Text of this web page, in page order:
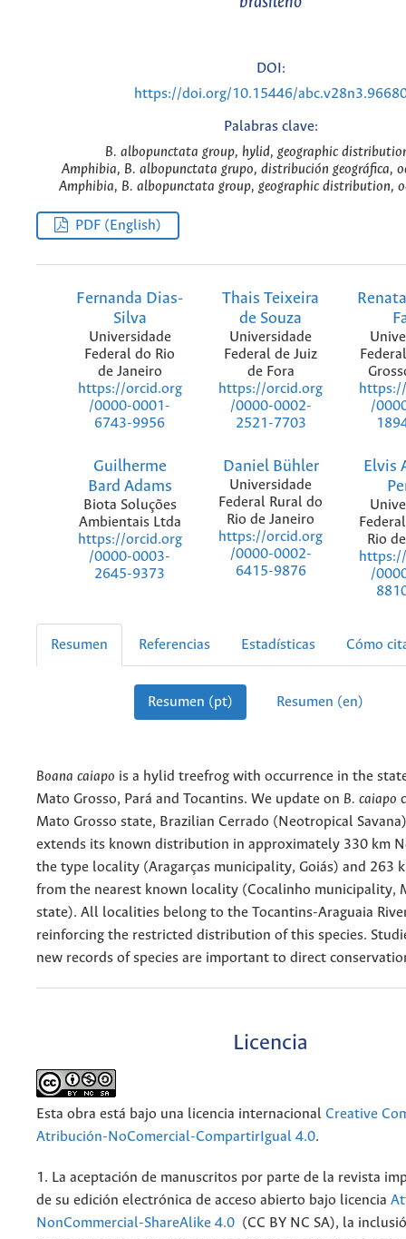
DOI:
https://doi.org/10.15446/
Palabras clave:
B. albopunctata group, hylid, geographic
Amphibia, B. albopunctata grupo, distribución geográfica,
Amphibia, B. albopunctata group, geographic distribution,
PDF (English)
Fernanda Dias-
Silva
Universidade
Federal do Rio
de Janeiro
https://orcid.org
/0000-0001-
6743-9956
Thais Teixeira
de Souza
Universidade
Federal de Juiz
de Fora
https://orcid.org
/0000-0002-
2521-7703
/
Guilherme
Bard Adams
Biota Soluções
Ambientais Ltda
https://orcid.org
/0000-0003-
2645-9373
Daniel Bühler
Universidade
Federal Rural do
Rio de Janeiro
https://orcid.org
/0000-0002-
6415-9876
Elvis
Rio
/
Resumen Referencias Estadísticas Cómo
Resumen (pt) Resumen (en)
Boana caiapo is a hylid treefrog with occurrence in the
Mato Grosso, Pará and Tocantins. We update on B. caiapo
Mato Grosso state, Brazilian Cerrado (Neotropical
extends its known distribution in approximately 330 km
the type locality (Aragarças municipality, Goiás) and 263
from the nearest known locality (Cocalinho municipality,
state). All localities belong to the Tocantins-Araguaia
reinforcing the restricted distribution of this species.
new records of species are important to direct
Licencia
Esta obra está bajo una licencia internacional Creative
Atribución-NoComercial-CompartirIgual 4.0.
1. La aceptación de manuscritos por parte de la revista
de su edición electrónica de acceso abierto bajo licencia
NonCommercial-ShareAlike 4.0 (CC BY NC SA), la